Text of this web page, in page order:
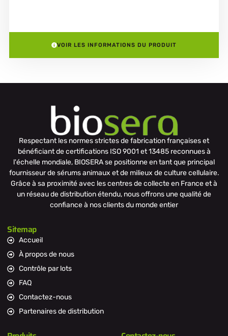
VOIR LES INFORMATIONS DU PRODUIT
Respectant les normes strictes de fabrication françaises et
bénéficiant de certifications ISO 9001 et 13485 reconnues à
l'échelle mondiale, BIOSERA se positionne en tant que principal
fournisseur de sérums animaux et de milieux de culture cellulaire.
Grâce à sa proximité avec les centres de collecte en France et à
un réseau de distribution étendu, nous offrons une qualité de
confiance à nos clients du monde entier
Sitemap
Accueil
À propos de nous
Contrôle par lots
FAQ
Contactez-nous
Partenaires de distribution